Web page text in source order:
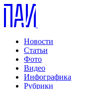
Новости
Статьи
Фото
Видео
Инфографика
Рубрики